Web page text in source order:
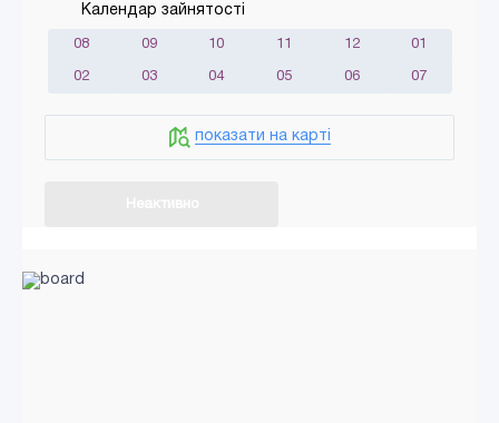
Календар зайнятості
08 09 10 11 12 01
02 03 04 05 06 07
показати на карті